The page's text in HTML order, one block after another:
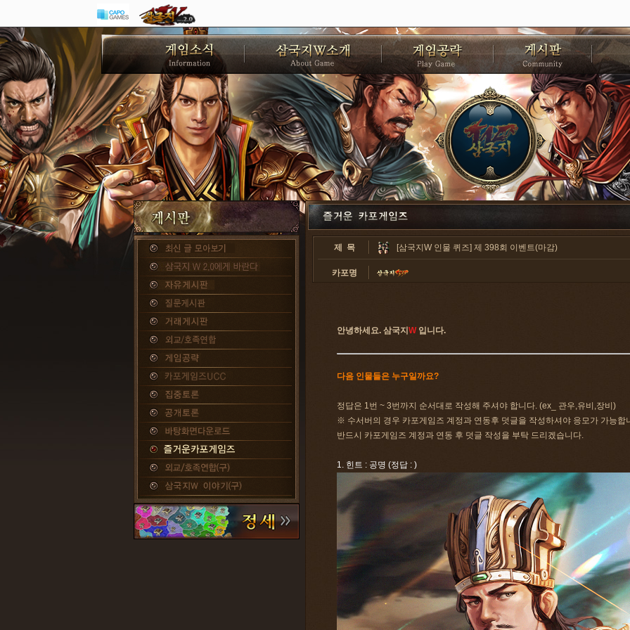
제 목 [삼국지W 인물 퀴즈] 제 398회 이벤트(마감)
카포명
안녕하세요. 삼국지 W입니다.
다음 인물들은 누구일까요?
정답은 1번 ~ 3번까지 순서대로 작성해 주셔야 합니다. (ex_ 관우,유비,장비)
※ 수서버의 경우 카포게임즈 계정과 연동후 덧글을 작성하셔야 응모가 가능합
반드시 카포게임즈 계정과 연동 후 덧글 작성을 부탁 드리겠습니다.
1. 힌트 : 공명 (정답 : )